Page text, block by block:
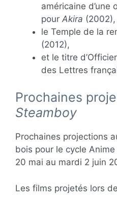
américaine
pour Akira (2002),
le Temple de la
(2012),
et le titre
des Lettres
Prochaines
Steamboy
Prochaines projections
bois pour le cycle
20 mai au mardi 2 juin
Les films projetés lors